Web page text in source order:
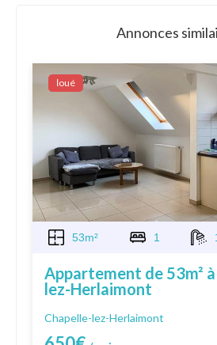
Annonces
Ιoué
53m² 1
Appartement de 53m²
lez-Herlaimont
Chapelle-lez-Herlaimont